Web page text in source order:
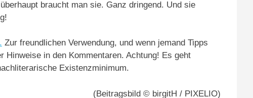
braucht man sie. Ganz dringend. Und sie
Zur freundlichen Verwendung, und wenn jemand Tipps
in den Kommentaren. Achtung! Es geht
Existenzminimum.
(Beitragsbild © birgitH / PIXELIO)